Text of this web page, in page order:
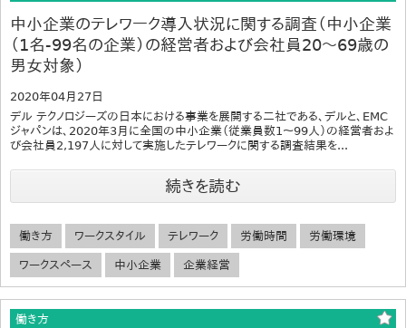
中小企業のテレワーク導入状況に関する調査（中小企業
（1名-99名の企業）の経営者および会社員20～69歳の
男女対象）
2020年04月27日
デル テクノロジーズの日本における事業を展開する二社である、デルと、EMC
ジャパンは、2020年3月に全国の中小企業（従業員数1～99人）の経営者およ
び会社員2,197人に対して実施したテレワークに関する調査結果を...
続きを読む
働き方 ワークスタイル テレワーク 労働時間 労働環境
ワークスペース 中小企業 企業経営
働き方